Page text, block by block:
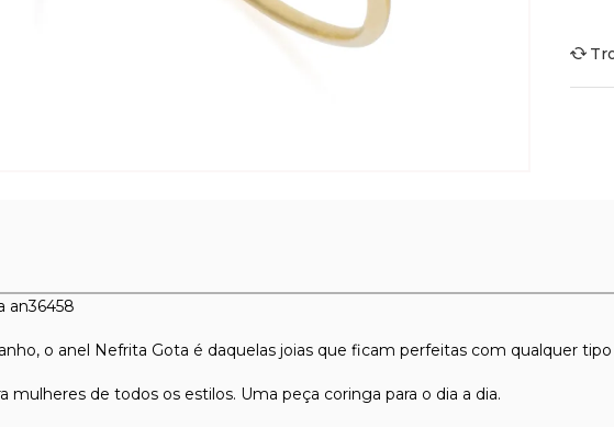
an36458
o anel Nefrita Gota é daquelas joias que ficam perfeitas com qualquer tipo
mulheres de todos os estilos. Uma peça coringa para o dia a dia.